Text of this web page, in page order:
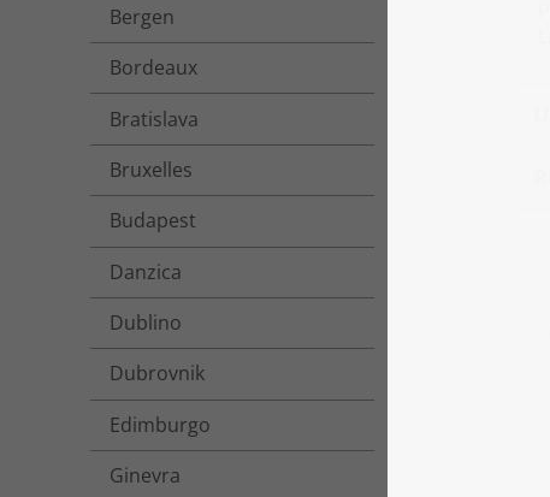
Bergen
Bordeaux
Bratislava
Bruxelles
Budapest
Danzica
Dublino
Dubrovnik
Edimburgo
Ginevra